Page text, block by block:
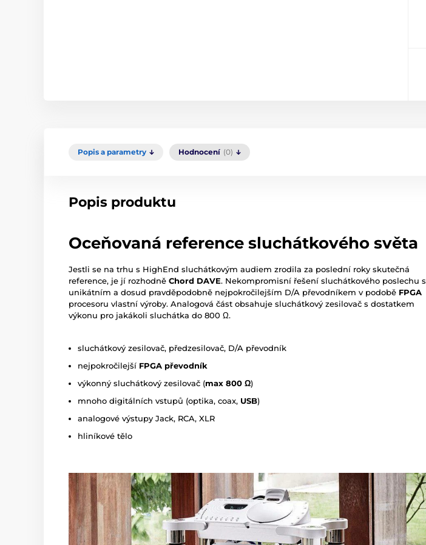
Popis a parametry Hodnocení (0)
Popis produktu
Oceňovaná reference sluchátkového světa
Jestli se na trhu s HighEnd sluchátkovým audiem zrodila za poslední roky skutečná
reference, je jí rozhodně Chord DAVE. Nekompromisní řešení sluchátkového poslechu s
unikátním a dosud pravděpodobně nejpokročilejším D/A převodníkem v podobě FPGA
procesoru vlastní výroby. Analogová část obsahuje sluchátkový zesilovač s dostatkem
výkonu pro jakákoli sluchátka do 800 Ω.
sluchátkový zesilovač, předzesilovač, D/A převodník
nejpokročilejší FPGA převodník
výkonný sluchátkový zesilovač (max 800 Ω)
mnoho digitálních vstupů (optika, coax, USB)
analogové výstupy Jack, RCA, XLR
hliníkové tělo